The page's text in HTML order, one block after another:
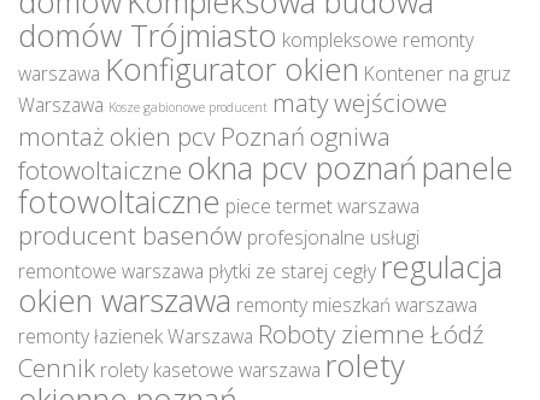
domów Trójmiasto kompleksowe remonty
warszawa Konfigurator okien Kontener na gruz
Warszawa Kosze gabionowe producent maty wejściowe
montaż okien pcv Poznań ogniwa
fotowoltaiczne okna pcv poznań panele
fotowoltaiczne piece termet warszawa
producent basenów profesjonalne usługi
remontowe warszawa płytki ze starej cegły regulacja
okien warszawa remonty mieszkań warszawa
remonty łazienek Warszawa Roboty ziemne Łódź
Cennik rolety kasetowe warszawa rolety